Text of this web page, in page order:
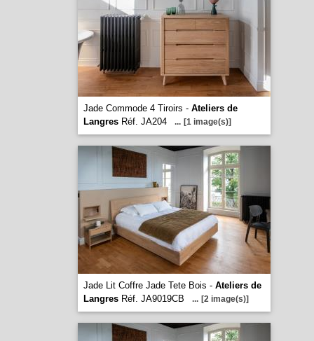
Jade Commode 4 Tiroirs - Ateliers de
LangresRéf. JA204 ... [1 image(s)]
Jade Lit Coffre Jade Tete Bois - Ateliers de
LangresRéf. JA9019CB ... [2 image(s)]